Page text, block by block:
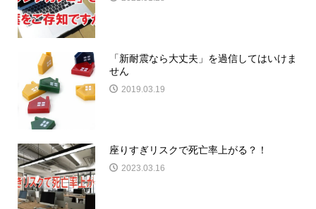
「新耐震なら大丈夫」を過信してはいけま
せん
2019.03.19
座りすぎリスクで死亡率上がる？！
2023.03.16